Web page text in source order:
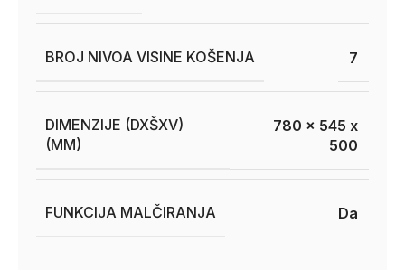
BROJ NIVOA VISINE KOŠENJA 7
DIMENZIJE (DXŠXV)
(MM)
780 x 545 x
500
FUNKCIJA MALČIRANJA Da